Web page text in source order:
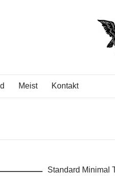
Meist Kontakt
Standard Minimal